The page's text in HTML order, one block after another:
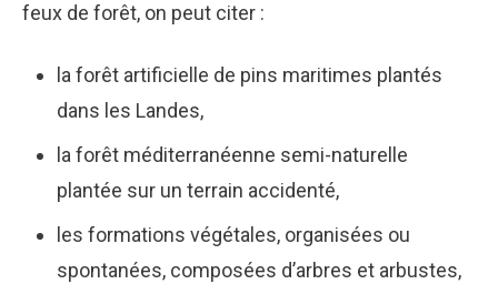
feux de forêt, on peut citer :
la forêt artificielle de pins maritimes plantés
dans les Landes,
la forêt méditerranéenne semi-naturelle
plantée sur un terrain accidenté,
les formations végétales, organisées ou
spontanées, composées d’arbres et arbustes,